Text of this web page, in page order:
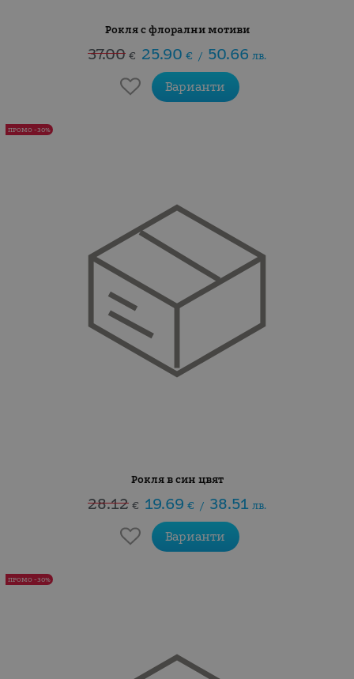
Рокля с флорални мотиви
37.00 € 25.90 € / 50.66 лв.
Варианти
Рокля в син цвят
28.12 € 19.69 € / 38.51 лв.
Варианти
ПРОМО -30%
ПРОМО -30%